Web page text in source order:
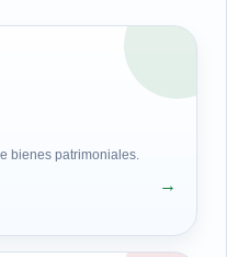
bienes patrimoniales.